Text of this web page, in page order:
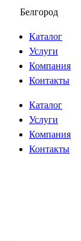
Перейти
содержимому
Белгород
Каталог
Услуги
Компания
Контакты
Каталог
Услуги
Компания
Контакты